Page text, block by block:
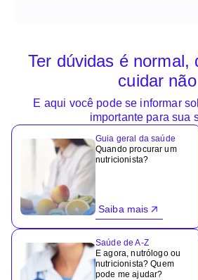
Ter dúvidas é normal,
cuidar não
E aqui você pode se informar
importante para sua
Guia geral da saúde
Quando procurar um
nutricionista?
Saiba mais
Saúde de A-Z
E agora, nutrólogo ou
nutricionista? Quem
pode me ajudar?